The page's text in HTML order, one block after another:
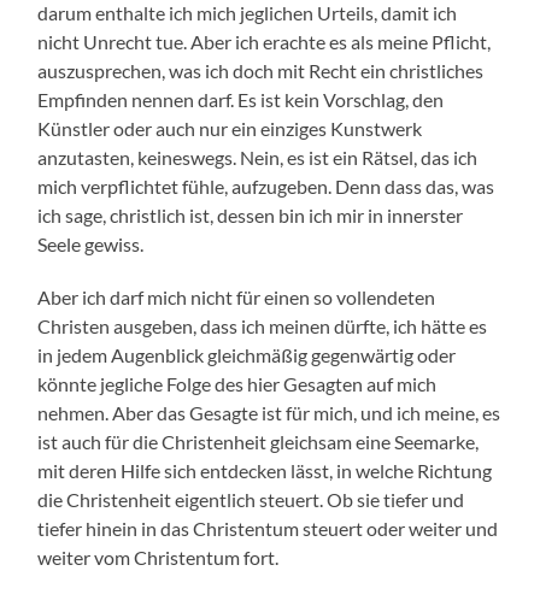
darum enthalte ich mich jeglichen Urteils, damit ich
nicht Unrecht tue. Aber ich erachte es als meine Pflicht,
auszusprechen, was ich doch mit Recht ein christliches
Empfinden nennen darf. Es ist kein Vorschlag, den
Künstler oder auch nur ein einziges Kunstwerk
anzutasten, keineswegs. Nein, es ist ein Rätsel, das ich
mich verpflichtet fühle, aufzugeben. Denn dass das, was
ich sage, christlich ist, dessen bin ich mir in innerster
Seele gewiss.
Aber ich darf mich nicht für einen so vollendeten
Christen ausgeben, dass ich meinen dürfte, ich hätte es
in jedem Augenblick gleichmäßig gegenwärtig oder
könnte jegliche Folge des hier Gesagten auf mich
nehmen. Aber das Gesagte ist für mich, und ich meine, es
ist auch für die Christenheit gleichsam eine Seemarke,
mit deren Hilfe sich entdecken lässt, in welche Richtung
die Christenheit eigentlich steuert. Ob sie tiefer und
tiefer hinein in das Christentum steuert oder weiter und
weiter vom Christentum fort.